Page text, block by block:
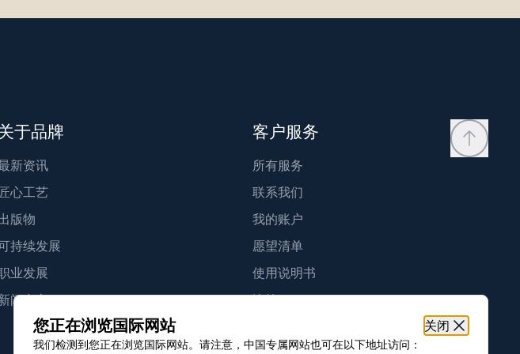
于品牌
新资讯
心工艺
版物
持续发展
业发展
闻中心
客户服务
所有服务
联系我们
我的账户
愿望清单
使用说明书
比较
您正在浏览国际网站 关闭
我们检测到您正在浏览国际网站。请注意，中国专属网站也可在以下地址访问：